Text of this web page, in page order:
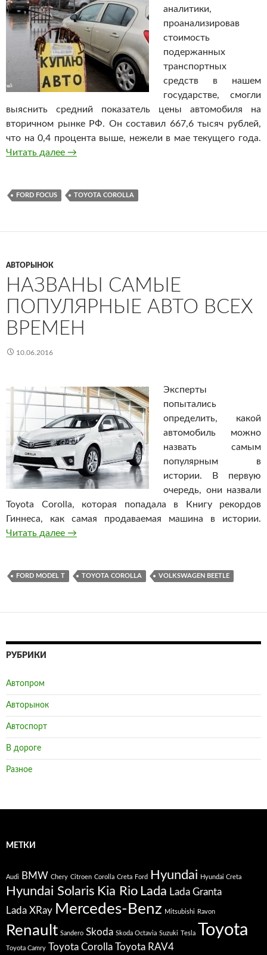
аналитики,
проанализировав
стоимость
подержанных
транспортных
средств в нашем
государстве, смогли
выяснить средний показатель цены автомобиля на
вторичном рынке РФ. Он составил 667,6 тысяч рублей,
что на 0,4 процента выше, нежели в мае текущего года.
Читать далее Стала известна средняя цена авто с
→
FORD FOCUS TOYOTA COROLLA
АВТОРЫНОК
НАЗВАНЫ САМЫЕ
ПОПУЛЯРНЫЕ АВТО ВСЕХ
ВРЕМЕН
10.06.2016
Эксперты
попытались
определить, какой
автомобиль можно
назвать самым
популярным в
истории. В первую
очередь, они назвали
Toyota Corolla, которая попадала в Книгу рекордов
Гиннеса, как самая продаваемая машина в истории.
Читать далее Названы самые популярные авто всех
→
FORD MODEL T TOYOTA COROLLA VOLKSWAGEN BEETLE
РУБРИКИ
Автопром
Авторынок
Автоспорт
В дороге
Разное
МЕТКИ
Audi BMW Chery Citroen Corolla Creta Ford Hyundai Hyundai Creta
Hyundai Solaris Kia Rio Lada Lada Granta
Lada XRay Mercedes-Benz Mitsubishi Ravon
Renault Sandero Skoda Skoda Octavia Suzuki Tesla Toyota
Toyota Camry Toyota Corolla Toyota RAV4